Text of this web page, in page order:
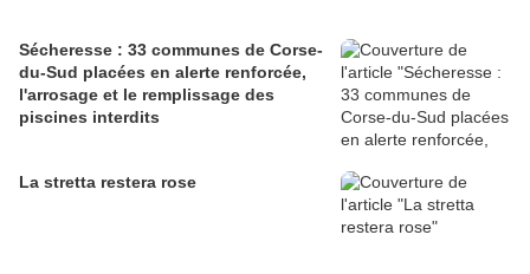
Sécheresse : 33 communes de Corse-
du-Sud placées en alerte renforcée,
l'arrosage et le remplissage des
piscines interdits
La stretta restera rose